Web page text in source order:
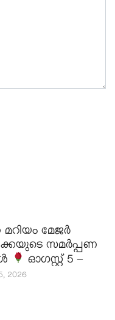
മേജർ
സമർപ്പണ
ഓഗസ്റ്റ് 5 –
2026